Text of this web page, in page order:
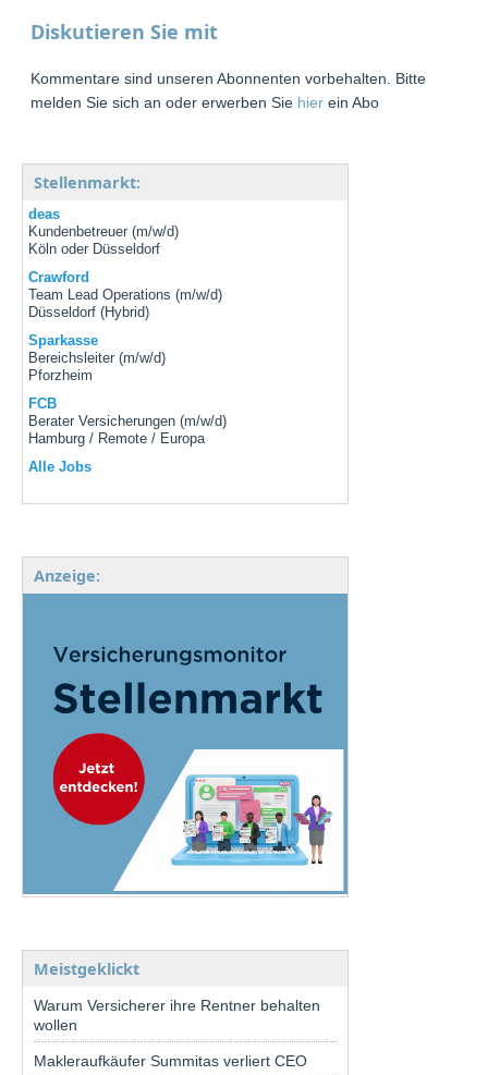
Diskutieren Sie mit
Kommentare sind unseren Abonnenten vorbehalten. Bitte
melden Sie sich an oder erwerben Sie hier ein Abo
Stellenmarkt:
deas
Kundenbetreuer (m/w/d)
Köln oder Düsseldorf
Crawford
Team Lead Operations (m/w/d)
Düsseldorf (Hybrid)
Sparkasse
Bereichsleiter (m/w/d)
Pforzheim
FCB
Berater Versicherungen (m/w/d)
Hamburg / Remote / Europa
Alle Jobs
Anzeige:
Meistgeklickt
Warum Versicherer ihre Rentner behalten
wollen
Makleraufkäufer Summitas verliert CEO